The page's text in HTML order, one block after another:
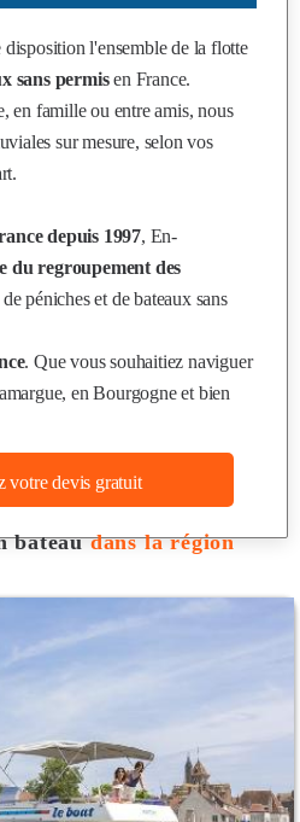
disposition l'ensemble de la flotte
sans permisen France.
en famille ou entre amis, nous
sur mesure, selon vos
depuis 1997, En-
du regroupement des
péniches et de bateaux sans
. Que vous souhaitiez naviguer
en Bourgogne et bien
votre devis gratuit
bateaudans la région